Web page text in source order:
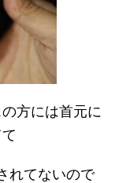
方には首元に
れてないので